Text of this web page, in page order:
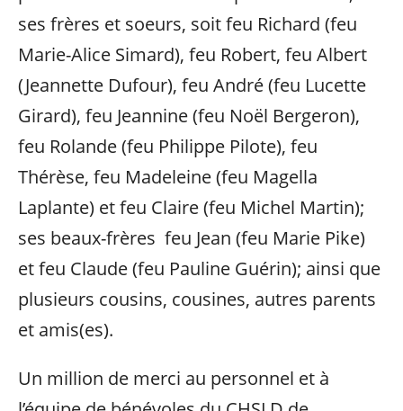
ses frères et soeurs, soit feu Richard (feu
Marie-Alice Simard), feu Robert, feu Albert
(Jeannette Dufour), feu André (feu Lucette
Girard), feu Jeannine (feu Noël Bergeron),
feu Rolande (feu Philippe Pilote), feu
Thérèse, feu Madeleine (feu Magella
Laplante) et feu Claire (feu Michel Martin);
ses beaux-frères feu Jean (feu Marie Pike)
et feu Claude (feu Pauline Guérin); ainsi que
plusieurs cousins, cousines, autres parents
et amis(es).
Un million de merci au personnel et à